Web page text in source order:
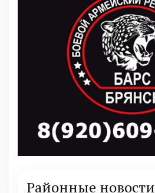
Районные новости